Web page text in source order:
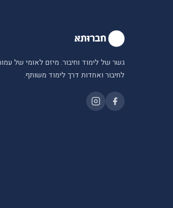
גשר של לימוד וחיבור. מיזם לאומי של
לחיבור ואחדות דרך לימוד משותף.